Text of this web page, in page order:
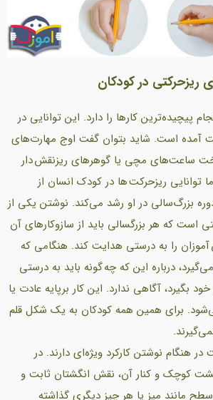
در کودکان
پیچیده‌ترین کارها را دارد. این توانایی در
آمده است. شاید بتوان گفت اوج مهارت‌های
ساعت‌های مچی یا گوهرهای ریزنقش دار
توانایی ریزحرکت ها در کودک انسان از
بزرگ‌سالی در او رشد می‌کند. نوشتن یکی از
است که هر بزرگسالی باید از سازوکارهای آن
آموزان را به درستی هدایت کند. هنگامی که
درباره این که چه گونه باید به درستی
بگیرد، آگاهی ندارد. این کار برپایه عادت یا
برای همین همه کودکان به یک شکل قلم
هنگام نوشتن کارکرد ویژه‌ای دارند. در
کوچک و کنار آن، نقش انگشتان ثابت و
سطح مانند میز یا هر چیز دیگری گذاشته